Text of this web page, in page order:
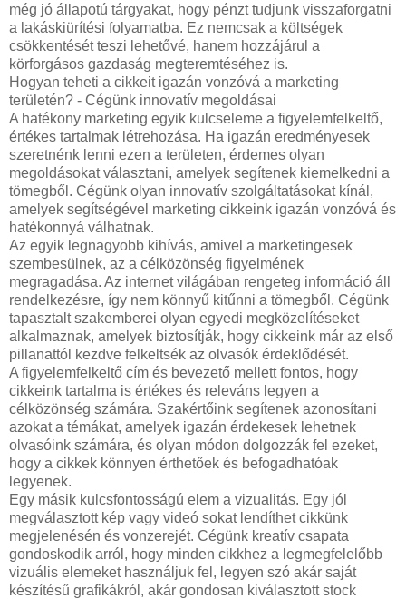
még jó állapotú tárgyakat, hogy pénzt tudjunk visszaforgatni
a lakáskiürítési folyamatba. Ez nemcsak a költségek
csökkentését teszi lehetővé, hanem hozzájárul a
körforgásos gazdaság megteremtéséhez is.
Hogyan teheti a cikkeit igazán vonzóvá a marketing
területén? - Cégünk innovatív megoldásai
A hatékony marketing egyik kulcseleme a figyelemfelkeltő,
értékes tartalmak létrehozása. Ha igazán eredményesek
szeretnénk lenni ezen a területen, érdemes olyan
megoldásokat választani, amelyek segítenek kiemelkedni a
tömegből. Cégünk olyan innovatív szolgáltatásokat kínál,
amelyek segítségével marketing cikkeink igazán vonzóvá és
hatékonnyá válhatnak.
Az egyik legnagyobb kihívás, amivel a marketingesek
szembesülnek, az a célközönség figyelmének
megragadása. Az internet világában rengeteg információ áll
rendelkezésre, így nem könnyű kitűnni a tömegből. Cégünk
tapasztalt szakemberei olyan egyedi megközelítéseket
alkalmaznak, amelyek biztosítják, hogy cikkeink már az első
pillanattól kezdve felkeltsék az olvasók érdeklődését.
A figyelemfelkeltő cím és bevezető mellett fontos, hogy
cikkeink tartalma is értékes és releváns legyen a
célközönség számára. Szakértőink segítenek azonosítani
azokat a témákat, amelyek igazán érdekesek lehetnek
olvasóink számára, és olyan módon dolgozzák fel ezeket,
hogy a cikkek könnyen érthetőek és befogadhatóak
legyenek.
Egy másik kulcsfontosságú elem a vizualitás. Egy jól
megválasztott kép vagy videó sokat lendíthet cikkünk
megjelenésén és vonzerejét. Cégünk kreatív csapata
gondoskodik arról, hogy minden cikkhez a legmegfelelőbb
vizuális elemeket használjuk fel, legyen szó akár saját
készítésű grafikákról, akár gondosan kiválasztott stock